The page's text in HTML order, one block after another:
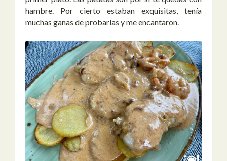
hambre. Por cierto estaban exquisitas, tenía
muchas ganas de probarlas y me encantaron.